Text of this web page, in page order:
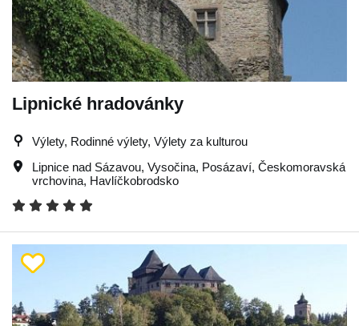
Lipnické hradovánky
Výlety, Rodinné výlety, Výlety za kulturou
Lipnice nad Sázavou, Vysočina, Posázaví, Českomoravská
vrchovina, Havlíčkobrodsko